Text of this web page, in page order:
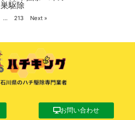
巣駆除
… 213 Next »
お問い合わせ